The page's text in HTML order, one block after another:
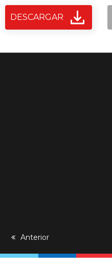
DESCARGAR
previous
Anterior